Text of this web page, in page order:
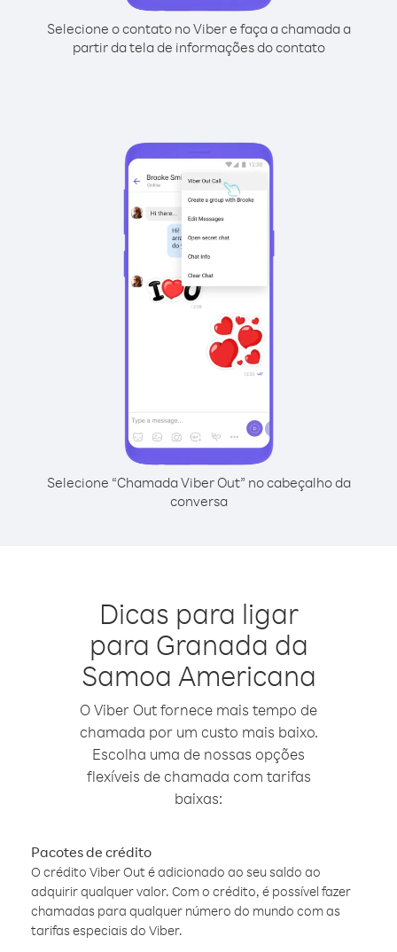
Selecione o contato no Viber e faça a chamada a
partir da tela de informações do contato
Selecione “Chamada Viber Out” no cabeçalho da
conversa
Dicas para ligar
para Granada da
Samoa Americana
O Viber Out fornece mais tempo de
chamada por um custo mais baixo.
Escolha uma de nossas opções
flexíveis de chamada com tarifas
baixas:
Pacotes de crédito
O crédito Viber Out é adicionado ao seu saldo ao
adquirir qualquer valor. Com o crédito, é possível fazer
chamadas para qualquer número do mundo com as
tarifas especiais do Viber.